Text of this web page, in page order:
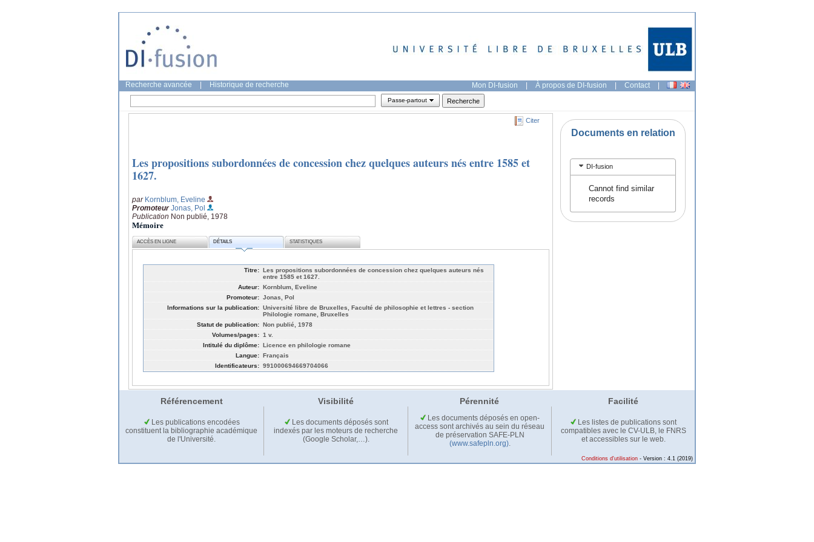
Recherche avancée Historique de recherche Mon DI-fusion | À propos de DI-fusion | Contact |
Passe-partout
Citer
Les propositions subordonnées de concession chez quelques auteurs nés entre 1585 et
1627.
par Kornblum, Eveline
Promoteur Jonas, Pol
Publication Non publié, 1978
Mémoire
ACCÈS EN LIGNE DÉTAILS STATISTIQUES
Titre: Les propositions subordonnées de concession chez quelques auteurs nés
entre 1585 et 1627.
Auteur: Kornblum, Eveline
Promoteur: Jonas, Pol
Informations sur la publication: Université libre de Bruxelles, Faculté de philosophie et lettres - section
Philologie romane, Bruxelles
Statut de publication: Non publié, 1978
Volumes/pages: 1 v.
Intitulé du diplôme: Licence en philologie romane
Langue: Français
Identificateurs: 991000694669704066
Documents en relation
DI-fusion
Cannot find similar
records
Référencement Visibilité Pérennité Facilité
Les publications encodées
constituent la bibliographie académique
de l'Université.
Les documents déposés sont
indexés par les moteurs de recherche
(Google Scholar,…).
Les documents déposés en open-
access sont archivés au sein du réseau
de préservation SAFE-PLN
(www.safepln.org).
Les listes de publications sont
compatibles avec le CV-ULB, le FNRS
et accessibles sur le web.
Conditions d'utilisation - Version : 4.1 (2019)